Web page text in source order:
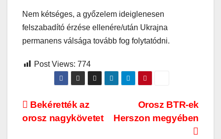
Nem kétséges, a győzelem ideiglenesen
felszabadító érzése ellenére/után Ukrajna
permanens válsága tovább fog folytatódni.
Post Views: 774
Bejegyzés
navigáció
Orosz BTR-ek
Herszon megyében
Bekérették az
orosz nagykövetet